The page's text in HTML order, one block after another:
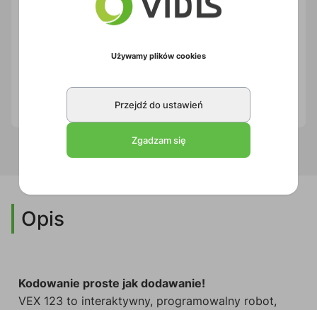
1TVE015
Opis
Kodowanie proste jak dodawanie!
VEX 123 to interaktywny, programowalny robot,
Używamy plików cookies
Przejdź do ustawień
Zgadzam się